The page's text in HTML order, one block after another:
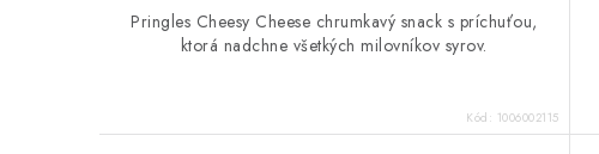
Pringles Cheesy Cheese chrumkavý snack s príchuťou,
ktorá nadchne všetkých milovníkov syrov.
Kód: 1006002115